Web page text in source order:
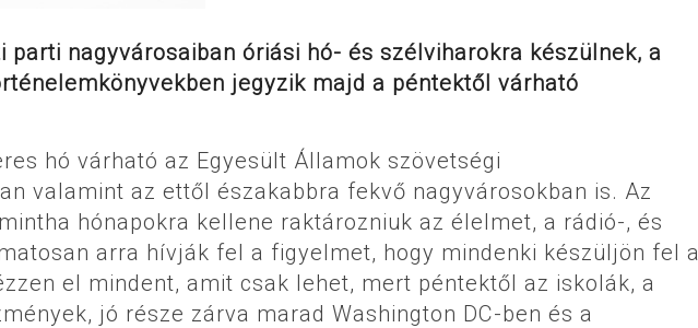
parti nagyvárosaiban óriási hó- és szélviharokra készülnek, a
jegyzik majd a péntektől várható
hó várható az Egyesült Államok szövetségi
valamint az ettől északabbra fekvő nagyvárosokban is. Az
hónapokra kellene raktározniuk az élelmet, a rádió-, és
arra hívják fel a figyelmet, hogy mindenki készüljön fel a
el mindent, amit csak lehet, mert péntektől az iskolák, a
jó része zárva marad Washington DC-ben és a